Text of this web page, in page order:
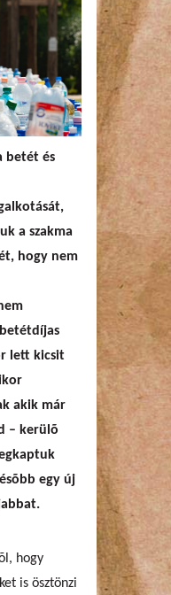
betét és
a szakma
hogy nem
lett kicsit
akik már
– kerülõ
egy új
hogy
is ösztönzi